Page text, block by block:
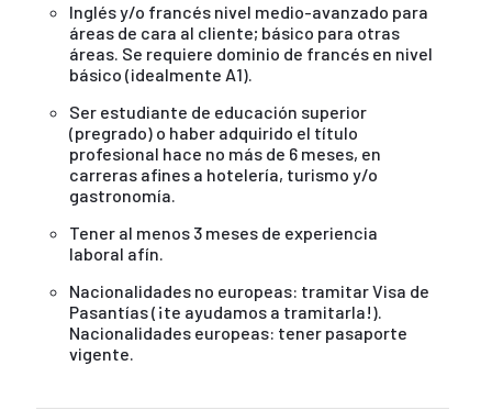
Inglés y/o francés nivel medio-avanzado para
áreas de cara al cliente; básico para otras
áreas. Se requiere dominio de francés en nivel
básico (idealmente A1).
Ser estudiante de educación superior
(pregrado) o haber adquirido el título
profesional hace no más de 6 meses, en
carreras afines a hotelería, turismo y/o
gastronomía.
Tener al menos 3 meses de experiencia
laboral afín.
Nacionalidades no europeas: tramitar Visa de
Pasantías (¡te ayudamos a tramitarla!).
Nacionalidades europeas: tener pasaporte
vigente.